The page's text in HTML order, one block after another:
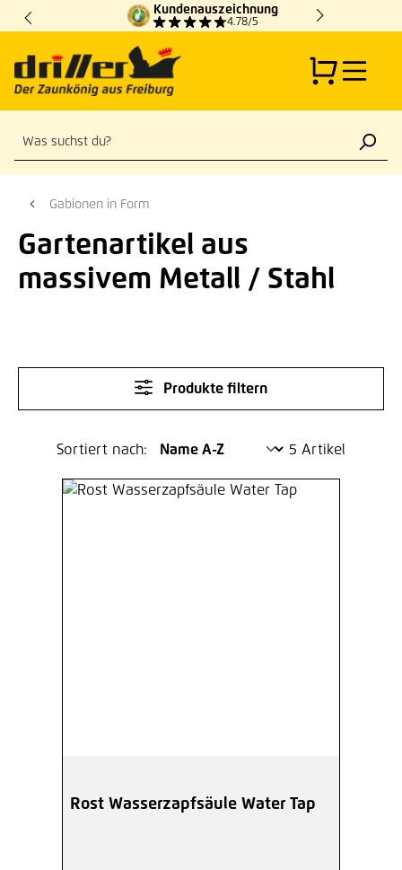
Zum Hauptinhalt springen
Kundenauszeichnung
4.78/5
Gabionen in Form
Gartenartikel aus
massivem Metall / Stahl
Produkte filtern
Sortiert nach: 5 Artikel
Rost Wasserzapfsäule Water Tap